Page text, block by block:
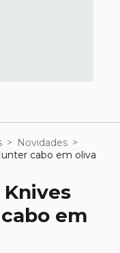
> Novidades >
cabo em oliva
Knives
em